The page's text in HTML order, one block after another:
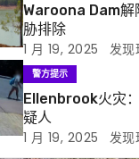
Waroona Dam解
胁排除
1 月 19, 2025 发现
警方提示
Ellenbrook火灾
疑人
1 月 19, 2025 发现